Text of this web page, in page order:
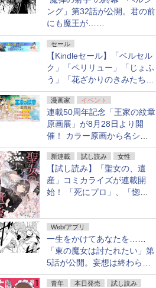
ング」第32話が公開。君の前
にも魔王が……
セール
【Kindleセール】「ベルセル
ク」「ペリリュー」「じょふ
う」「花ざかりのきみたち
へ」などが最大50％オフ！
「白泉社 夏の大割引セー
ル」が開催中！
漫画家 イベント
連載50周年記念「王家の紋章
原画展」が8月28日より開
催！ カラー原画から名シー
ンの原稿まで
新連載 試し読み 女性
【試し読み】「聖女の、遺
産」コミカライズが連載開
始！ 「死にプロ」、「惚れ
Web/アプリ
一生をかけてあなたを……
「東の魔女は討たれたい」第
5話が公開。妄想は終わらな
い
青年 本日発売 試し読み